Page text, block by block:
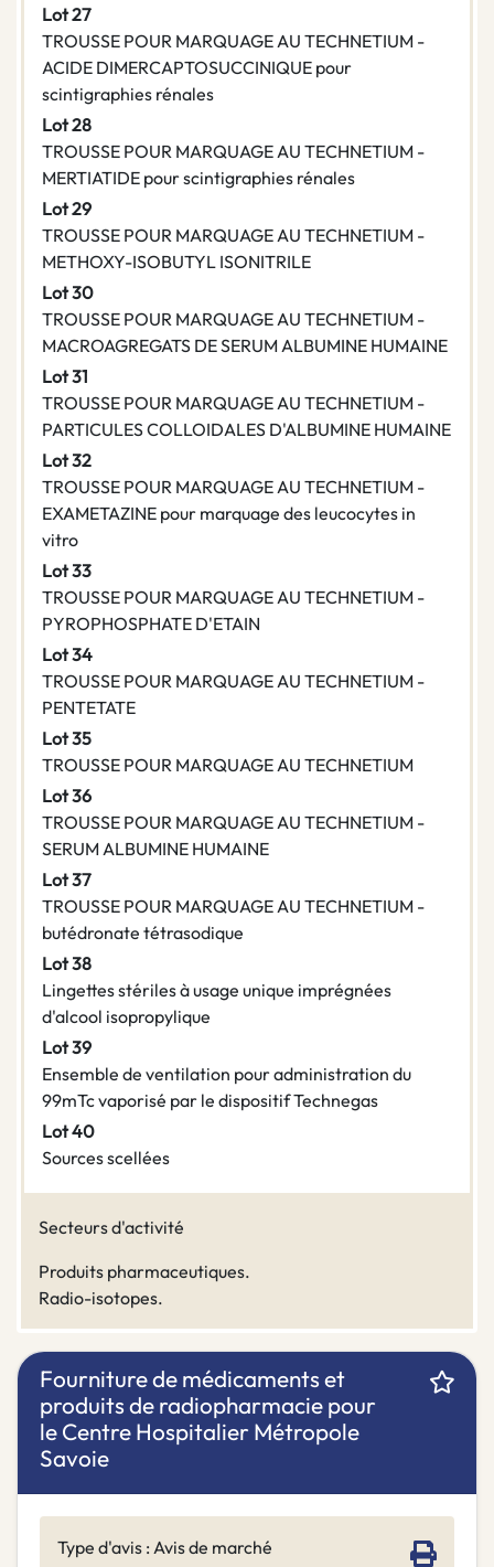
Lot 27
TROUSSE POUR MARQUAGE AU TECHNETIUM -
ACIDE DIMERCAPTOSUCCINIQUE pour
scintigraphies rénales
Lot 28
TROUSSE POUR MARQUAGE AU TECHNETIUM -
MERTIATIDE pour scintigraphies rénales
Lot 29
TROUSSE POUR MARQUAGE AU TECHNETIUM -
METHOXY-ISOBUTYL ISONITRILE
Lot 30
TROUSSE POUR MARQUAGE AU TECHNETIUM -
MACROAGREGATS DE SERUM ALBUMINE HUMAINE
Lot 31
TROUSSE POUR MARQUAGE AU TECHNETIUM -
PARTICULES COLLOIDALES D'ALBUMINE HUMAINE
Lot 32
TROUSSE POUR MARQUAGE AU TECHNETIUM -
EXAMETAZINE pour marquage des leucocytes in
vitro
Lot 33
TROUSSE POUR MARQUAGE AU TECHNETIUM -
PYROPHOSPHATE D'ETAIN
Lot 34
TROUSSE POUR MARQUAGE AU TECHNETIUM -
PENTETATE
Lot 35
TROUSSE POUR MARQUAGE AU TECHNETIUM
Lot 36
TROUSSE POUR MARQUAGE AU TECHNETIUM -
SERUM ALBUMINE HUMAINE
Lot 37
TROUSSE POUR MARQUAGE AU TECHNETIUM -
butédronate tétrasodique
Lot 38
Lingettes stériles à usage unique imprégnées
d'alcool isopropylique
Lot 39
Ensemble de ventilation pour administration du
99mTc vaporisé par le dispositif Technegas
Lot 40
Sources scellées
Secteurs d'activité
Produits pharmaceutiques.
Radio-isotopes.
Fourniture de médicaments et
produits de radiopharmacie pour
le Centre Hospitalier Métropole
Savoie
Type d'avis : Avis de marché